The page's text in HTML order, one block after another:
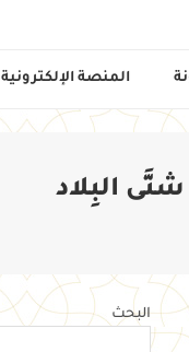
المنصة الإلكترونية
البِلاد
البحث